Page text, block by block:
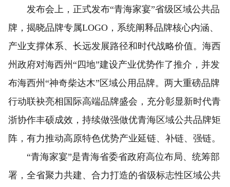
发布会上，正式发布“青海家宴”省级区域公共品
牌，揭晓品牌专属LOGO，系统阐释品牌核心内涵、
产业支撑体系、长远发展路径和时代战略价值。海西
州政府对海西州“四地”建设产业优势作了推介，并发
布海西州“神奇柴达木”区域公用品牌。两大重磅品牌
行动联袂亮相国际高端品牌盛会，充分彰显新时代青
浙协作丰硕成效，持续做强做优青海区域公共品牌矩
阵，有力推动高原特色优势产业延链、补链、强链。
“青海家宴”是青海省委省政府高位布局、统筹部
署，全省聚力共建、合力打造的省级标志性区域公共